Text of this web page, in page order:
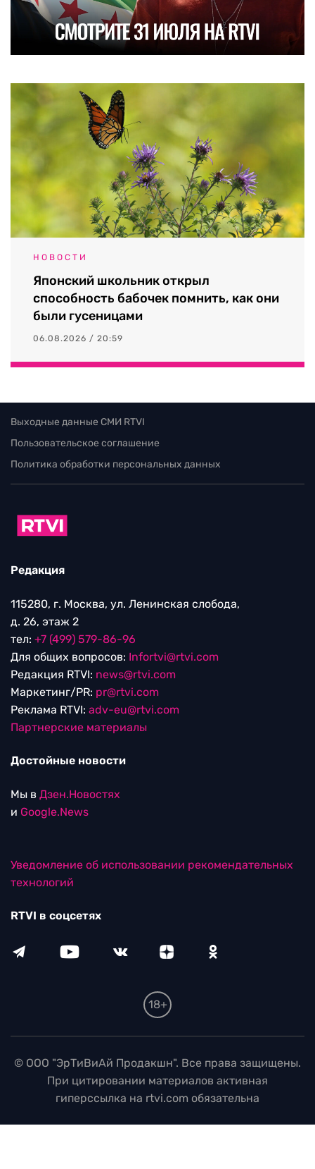
НОВОСТИ
Японский школьник открыл
способность бабочек помнить, как они
были гусеницами
06.08.2026 / 20:59
Выходные данные СМИ RTVI
Пользовательское соглашение
Политика обработки персональных данных
Редакция
115280, г. Москва, ул. Ленинская слобода,
д. 26, этаж 2
тел: +7 (499) 579-86-96
Для общих вопросов: Infortvi@rtvi.com
Редакция RTVI: news@rtvi.com
Маркетинг/PR: pr@rtvi.com
Реклама RTVI: adv-eu@rtvi.com
Партнерские материалы
Достойные новости
Мы в Дзен.Новостях
и Google.News
Уведомление об использовании рекомендательных
технологий
RTVI в соцсетях
18+
© ООО "ЭрТиВиАй Продакшн". Все права защищены.
При цитировании материалов активная
гиперссылка на rtvi.com обязательна